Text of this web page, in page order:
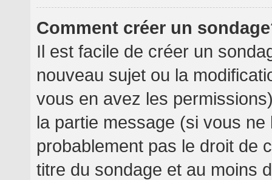
Comment créer un
Il est facile de créer un
nouveau sujet ou la
vous en avez les
la partie message (si vous ne
probablement pas le droit de
titre du sondage et au moins